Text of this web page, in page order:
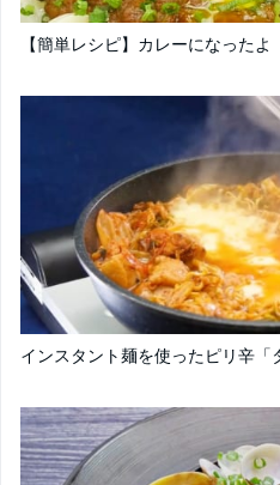
【簡単レシピ】カレーになった
インスタント麺を使ったピリ辛